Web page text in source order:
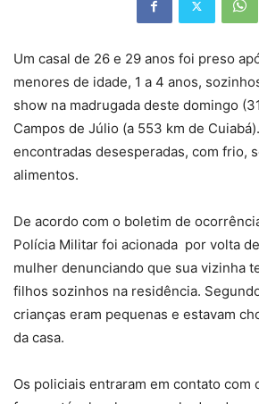
Um casal de 26 e 29 anos foi preso
menores de idade, 1 a 4 anos,
show na madrugada deste domingo
Campos de Júlio (a 553 km de
encontradas desesperadas, com frio,
alimentos.
De acordo com o boletim de
Polícia Militar foi acionada por volta
mulher denunciando que sua vizinha
filhos sozinhos na residência.
crianças eram pequenas e estavam
da casa.
Os policiais entraram em contato com